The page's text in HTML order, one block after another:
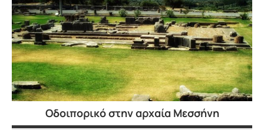
Οδοιπορικό στην αρχαία Μεσσήνη